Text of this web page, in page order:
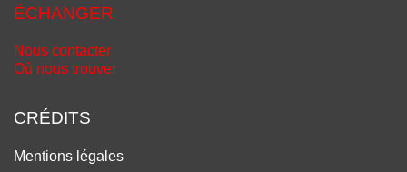
ÉCHANGER
Nous contacter
Où nous trouver
CRÉDITS
Mentions légales